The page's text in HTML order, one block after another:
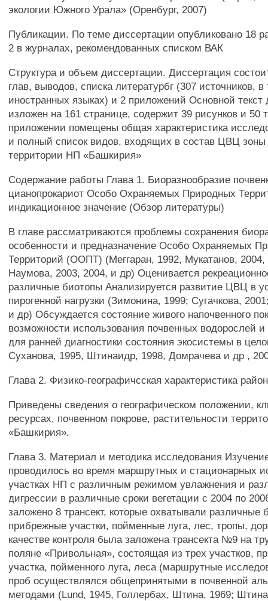
экологии Южного Урала» (Оренбург, 2007)
Публикации. По теме диссертации опубликовано 18
2 в журналах, рекомендованных списком ВАК
Структура и объем диссертации. Диссертация
глав, выводов, списка литературбг (307 источников,
иностранных языках) и 2 приложений Основной текст
изложен на 161 странице, содержит 39 рисунков и 50
приложении помещены общая характеристика
и полный список видов, входящих в состав ЦВЦ зоны
территории НП «Башкирия»
Содержание работы Глава 1. Биоразнообразие
цианопрокариот Особо Охраняемых Природных
индикационное значение (Обзор литературы)
В главе рассматриваются проблемы сохранения
особенности и предназначение Особо Охраняемых
Территорий (ООПТ) (Меггаран, 1992, Мукатанов,
Наумова, 2003, 2004, и др) Оценивается
различные биотопы Анализируется развитие ЦВЦ в
пирогенной нагрузки (Зимонина, 1999; Сугачкова,
и др) Обсуждается состояние живого напочвенного
возможности использования почвенных водорослей и
для ранней диагностики состояния экосистемы в
Суханова, 1995, Штинаидр, 1998, Домрачева и др ,
Глава 2. Физико-географичсская характеристика
Приведены сведения о географическом положении,
ресурсах, почвенном покрове, растительности
«Башкирия».
Глава 3. Материал и методика исследования
проводилось во время маршрутных и стационарных
участках НП с различным режимом увлажнения и
дигрессии в различные сроки вегетации с 2004 по
заложено 8 трансект, которые охватывали различные
прибрежные участки, пойменные луга, лес, тропы,
качестве контроля была заложена трансекта №9 на
поляне «Привольная», состоящая из трех участков,
участка, пойменного луга, леса (маршрутные
проб осуществлялся общепринятыми в почвенной
методами (Lund, 1945, Голлербах, Штина, 1969;